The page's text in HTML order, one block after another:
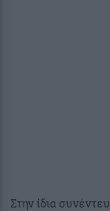
Στην ίδια